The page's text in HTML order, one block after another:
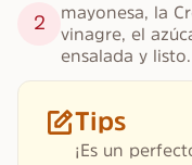
2
mayonesa, la
vinagre, el
ensalada y listo.
Tips
¡Es un